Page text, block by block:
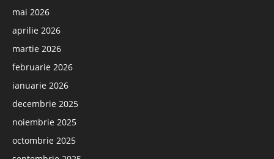
mai 2026
aprilie 2026
martie 2026
februarie 2026
ianuarie 2026
decembrie 2025
noiembrie 2025
octombrie 2025